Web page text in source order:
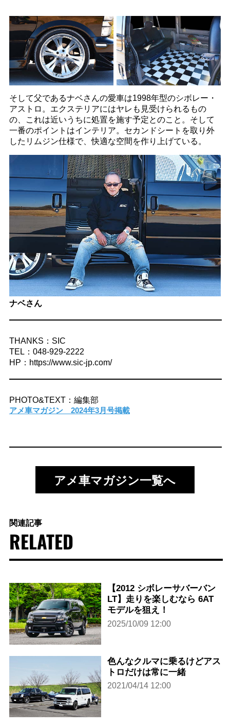
そして父であるナベさんの愛車は1998年型のシボレー・
アストロ。エクステリアにはヤレも見受けられるもの
の、これは近いうちに処置を施す予定とのこと。そして
一番のポイントはインテリア。セカンドシートを取り外
したリムジン仕様で、快適な空間を作り上げている。
ナベさん
THANKS：SIC
TEL：048-929-2222
HP：https://www.sic-jp.com/
PHOTO&TEXT：編集部
アメ車マガジン 2024年3月号掲載
アメ車マガジン一覧へ
関連記事
RELATED
【2012 シボレーサバーバン
LT】走りを楽しむなら 6AT
モデルを狙え！
2025/10/09 12:00
色んなクルマに乗るけどアス
トロだけは常に一緒
2021/04/14 12:00